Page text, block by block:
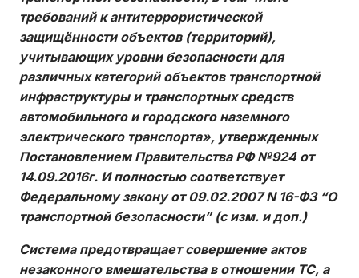
требований к антитеррористической
защищённости объектов (территорий),
учитывающих уровни безопасности для
различных категорий объектов транспортной
инфраструктуры и транспортных средств
автомобильного и городского наземного
электрического транспорта», утвержденных
Постановлением Правительства РФ №924 от
14.09.2016г. И полностью соответствует
Федеральному закону от 09.02.2007 N 16-ФЗ “О
транспортной безопасности” (с изм. и доп.)
Система предотвращает совершение актов
незаконного вмешательства в отношении ТС, а